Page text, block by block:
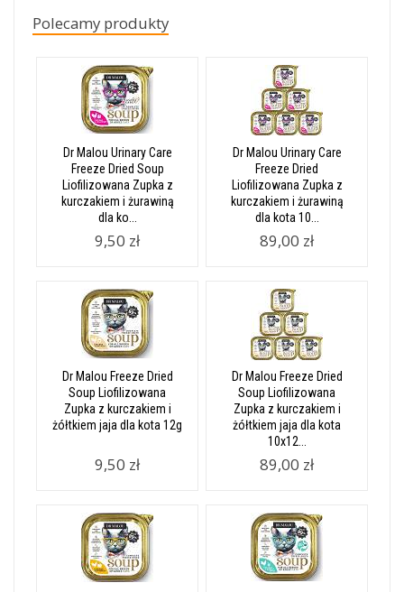
Polecamy produkty
Dr Malou Urinary Care
Freeze Dried Soup
Liofilizowana Zupka z
kurczakiem i żurawiną
dla ko...
9,50 zł
Dr Malou Urinary Care
Freeze Dried
Liofilizowana Zupka z
kurczakiem i żurawiną
dla kota 10...
89,00 zł
Dr Malou Freeze Dried
Soup Liofilizowana
Zupka z kurczakiem i
żółtkiem jaja dla kota 12g
9,50 zł
Dr Malou Freeze Dried
Soup Liofilizowana
Zupka z kurczakiem i
żółtkiem jaja dla kota
10x12...
89,00 zł